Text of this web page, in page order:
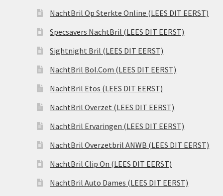
NachtBril Op Sterkte Online (LEES DIT EERST)
Specsavers NachtBril (LEES DIT EERST)
Sightnight Bril (LEES DIT EERST)
NachtBril Bol.Com (LEES DIT EERST)
NachtBril Etos (LEES DIT EERST)
NachtBril Overzet (LEES DIT EERST)
NachtBril Ervaringen (LEES DIT EERST)
NachtBril Overzetbril ANWB (LEES DIT EERST)
NachtBril Clip On (LEES DIT EERST)
NachtBril Auto Dames (LEES DIT EERST)